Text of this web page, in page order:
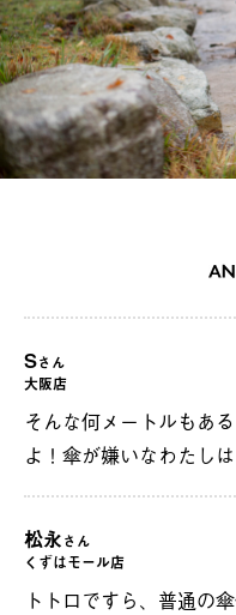
Sさん
大阪店
そんな何メートルもあ
よ！傘が嫌いなわたし
松永さん
くずはモール店
トトロですら、普通の